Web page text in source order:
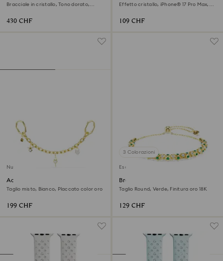
Bracciale in cristallo, Tono dorato,
430 CHF
Effetto cristallo, iPhone® 17 Pro Max,
109 CHF
Nuovo
Accessorio per borse
Taglio misto, Bianco, Placcato color oro
199 CHF
3 Colorazioni
Esclusiva online
Braccialetto Dextera
Taglio Round, Verde, Finitura oro 18K
129 CHF